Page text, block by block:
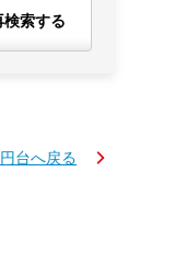
検索する
台へ戻る